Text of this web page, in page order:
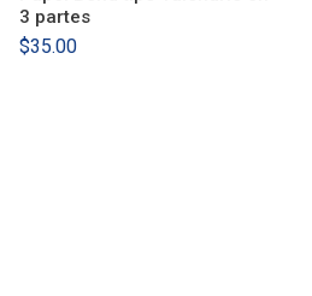
3 partes
$35.00